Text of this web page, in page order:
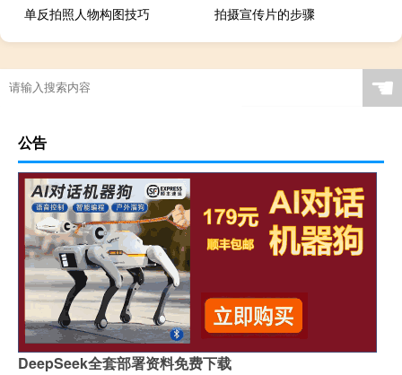
单反拍照人物构图技巧 拍摄宣传片的步骤
☚
公告
DeepSeek全套部署资料免费下载